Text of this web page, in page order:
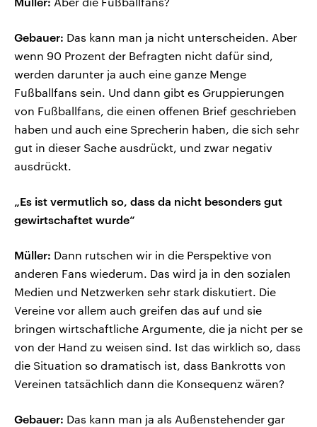
Gebauer: Das kann man ja nicht unterscheiden. Aber
wenn 90 Prozent der Befragten nicht dafür sind,
werden darunter ja auch eine ganze Menge
Fußballfans sein. Und dann gibt es Gruppierungen
von Fußballfans, die einen offenen Brief geschrieben
haben und auch eine Sprecherin haben, die sich sehr
gut in dieser Sache ausdrückt, und zwar negativ
ausdrückt.
„Es ist vermutlich so, dass da nicht besonders gut
gewirtschaftet wurde“
Müller: Dann rutschen wir in die Perspektive von
anderen Fans wiederum. Das wird ja in den sozialen
Medien und Netzwerken sehr stark diskutiert. Die
Vereine vor allem auch greifen das auf und sie
bringen wirtschaftliche Argumente, die ja nicht per se
von der Hand zu weisen sind. Ist das wirklich so, dass
die Situation so dramatisch ist, dass Bankrotts von
Vereinen tatsächlich dann die Konsequenz wären?
Gebauer: Das kann man ja als Außenstehender gar